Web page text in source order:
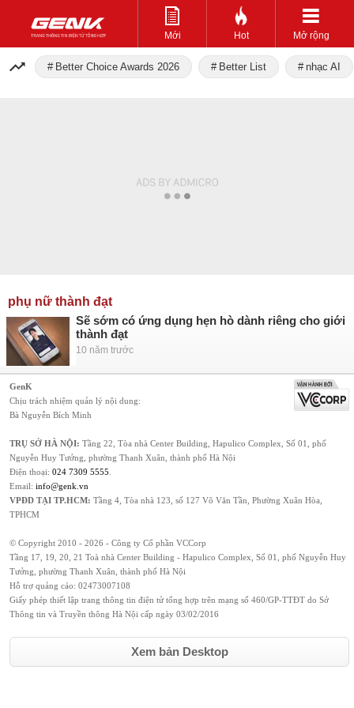
Mới Hot Mở rộng
Better Choice Awards 2026 Better List nhạc AI
phụ nữ thành đạt
Sẽ sớm có ứng dụng hẹn hò dành riêng cho giới
thành đạt
10 năm trước
GenK
Chịu trách nhiệm quản lý nội dung:
Bà Nguyễn Bích Minh
TRỤ SỞ HÀ NỘI: Tầng 22, Tòa nhà Center Building, Hapulico Complex, Số 01, phố
Nguyễn Huy Tưởng, phường Thanh Xuân, thành phố Hà Nội
Điện thoại: 024 7309 5555
Email: info@genk.vn
VPĐD TẠI TP.HCM: Tầng 4, Tòa nhà 123, số 127 Võ Văn Tần, Phường Xuân Hòa,
TPHCM
© Copyright 2010 - 2026 - Công ty Cổ phần VCCorp
Tầng 17, 19, 20, 21 Toà nhà Center Building - Hapulico Complex, Số 01, phố Nguyễn Huy
Tưởng, phường Thanh Xuân, thành phố Hà Nội
Hỗ trợ quảng cáo: 02473007108
Giấy phép thiết lập trang thông tin điện tử tổng hợp trên mạng số 460/GP-TTĐT do Sở
Thông tin và Truyền thông Hà Nội cấp ngày 03/02/2016
Xem bản Desktop